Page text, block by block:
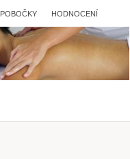
POBOČKY HODNOCENÍ